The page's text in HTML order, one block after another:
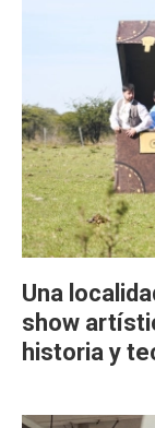
Una
show
historia y